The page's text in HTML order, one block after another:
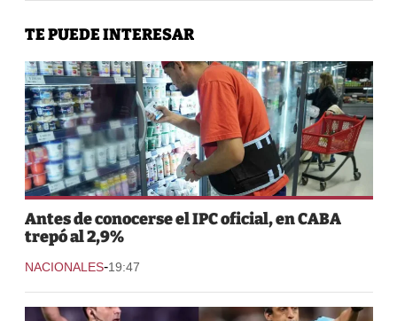
TE PUEDE INTERESAR
Antes de conocerse el IPC oficial, en CABA
trepó al 2,9%
NACIONALES-19:47